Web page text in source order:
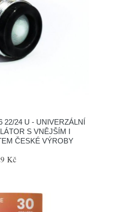
22/24 U - UNIVERZÁLNÍ
S VNĚJŠÍM I
ČESKÉ VÝROBY
Kč